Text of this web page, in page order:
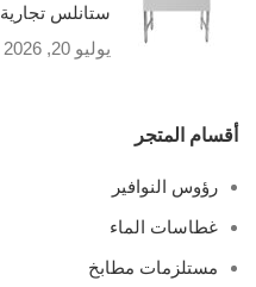
ستانلس تجارية
يوليو 20, 2026
أقسام المتجر
رؤوس النوافير
غطاسات الماء
مستلزمات مطابخ